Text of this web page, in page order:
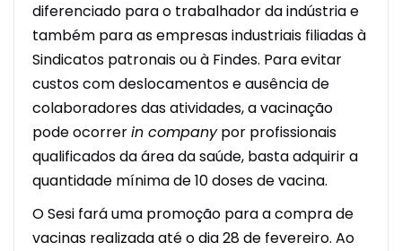
diferenciado para o trabalhador da indústria e
também para as empresas industriais filiadas à
Sindicatos patronais ou à Findes. Para evitar
custos com deslocamentos e ausência de
colaboradores das atividades, a vacinação
pode ocorrerin companypor profissionais
qualificados da área da saúde, basta adquirir a
quantidade mínima de 10 doses de vacina.
O Sesi fará uma promoção para a compra de
vacinas realizada até o dia 28 de fevereiro. Ao